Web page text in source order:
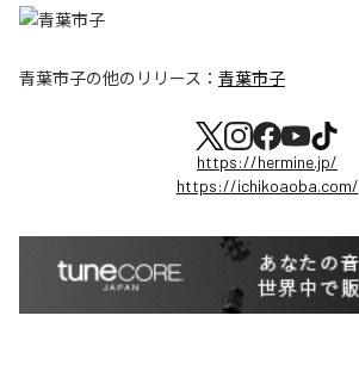
青葉市子の他のリリース： 青葉市子
https://hermine.jp/
https://ichikoaoba.com/